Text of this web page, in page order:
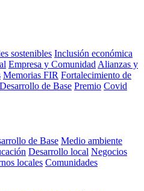
sostenibles Inclusión económica
Empresa y ComunidadAlianzas y
Memorias FIR Fortalecimiento de
Desarrollo de Base Premio Covid
de Base Medio ambiente
Desarrollo local Negocios
locales Comunidades